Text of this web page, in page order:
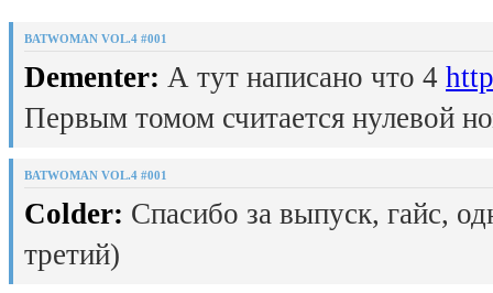
BATWOMAN VOL.4 #001
Dementer: А тут написано что 4
Первым томом считается нулевой
BATWOMAN VOL.4 #001
Colder: Спасибо за выпуск, гайс,
третий)